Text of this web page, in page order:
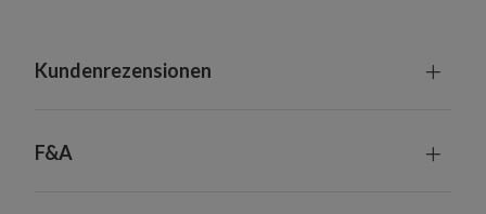
Jeweils 13 cm lang, 3 cm breit und 32 cm hoch
Kundenrezensionen
F&A